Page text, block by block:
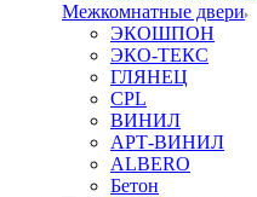
Межкомнатные двери
ЭКОШПОН
ЭКО-ТЕКС
ГЛЯНЕЦ
CPL
ВИНИЛ
АРТ-ВИНИЛ
ALBERO
Бетон